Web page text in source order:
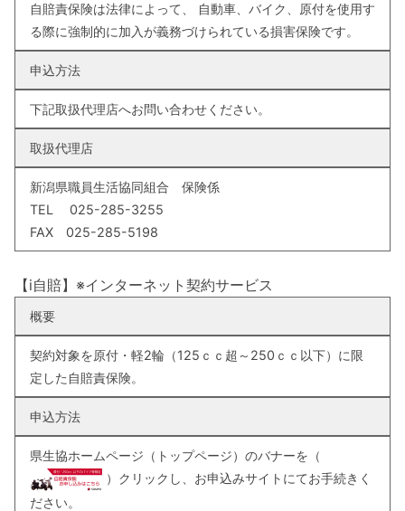
自賠責保険は法律によって、 自動車、バイク、原付を使用す
る際に強制的に加入が義務づけられている損害保険です。
申込方法
下記取扱代理店へお問い合わせください。
取扱代理店
新潟県職員生活協同組合 保険係
TEL 025-285-3255
FAX 025-285-5198
【i自賠】※インターネット契約サービス
概要
契約対象を原付・軽2輪（125ｃｃ超～250ｃｃ以下）に限
定した自賠責保険。
申込方法
県生協ホームページ（トップページ）のバナーを（
）クリックし、お申込みサイトにてお手続きく
ださい。